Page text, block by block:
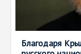
Благодаря